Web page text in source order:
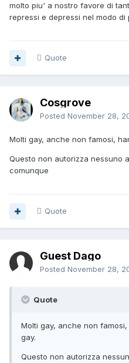
molto piu' a nostro favore di
repressi e depressi nel modo di
Quote
Cosgrove
Posted November 28,
Molti gay, anche non famosi,
Questo non autorizza nessuno
comunque
Quote
Guest Dago
Posted November 28,
Quote
Molti gay, anche non
gay.
Questo non autorizza